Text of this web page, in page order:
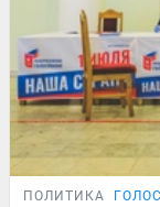
ПОЛИТИКА